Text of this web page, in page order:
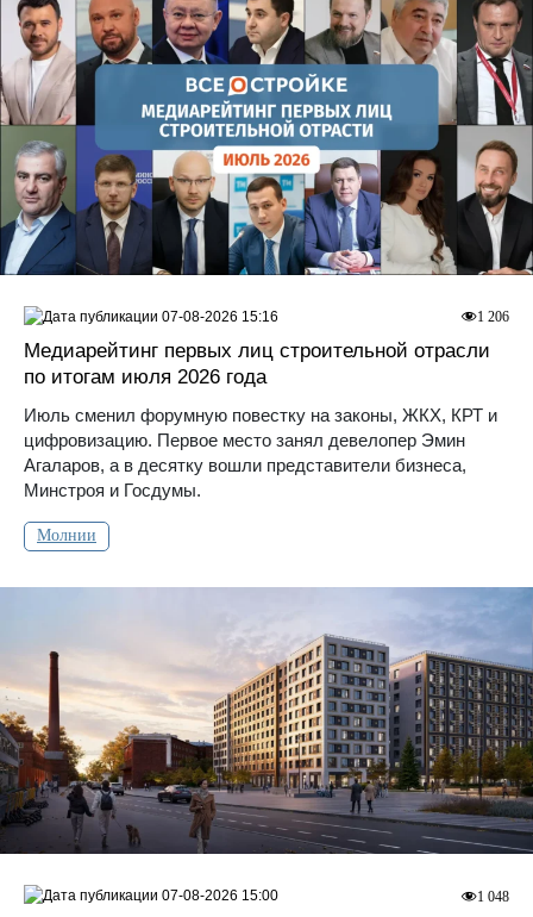
Медиарейтинг первых лиц строительной отрасли
по итогам июля 2026 года
Июль сменил форумную повестку на законы, ЖКХ, КРТ и
цифровизацию. Первое место занял девелопер Эмин
Агаларов, а в десятку вошли представители бизнеса,
Минстроя и Госдумы.
Молнии
1 206
07-08-2026 15:16
1 048
07-08-2026 15:00